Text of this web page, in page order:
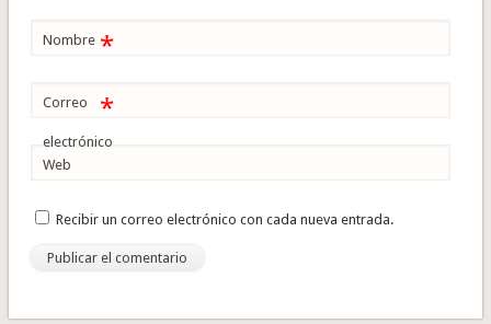
Nombre *
Correo
electrónico
*
Web
Recibir un correo electrónico con cada nueva entrada.